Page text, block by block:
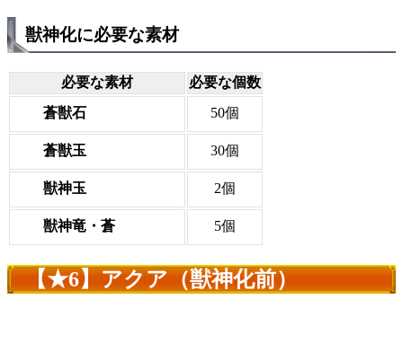
獣神化に必要な素材
必要な素材
必要な個数
蒼獣石
50個
蒼獣玉 30個
獣神玉 2個
獣神竜・蒼 5個
【★6】アクア（獣神化前）